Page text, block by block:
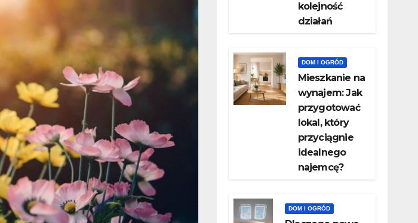
kolejność
działań
DOM I OGRÓD
Mieszkanie na
wynajem: Jak
przygotować
lokal, który
przyciągnie
idealnego
najemcę?
DOM I OGRÓD